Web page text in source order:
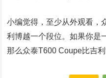
小编觉得，至少从外观看，
利博越一个段位。如果你是
那么众泰T600 Coupe比吉利